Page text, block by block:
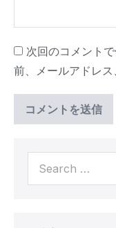
次回のコメント
前、メールアドレス